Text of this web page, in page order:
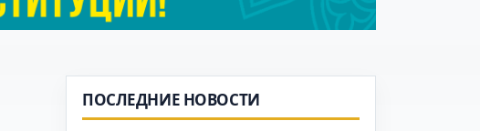
ПОСЛЕДНИЕ НОВОСТИ